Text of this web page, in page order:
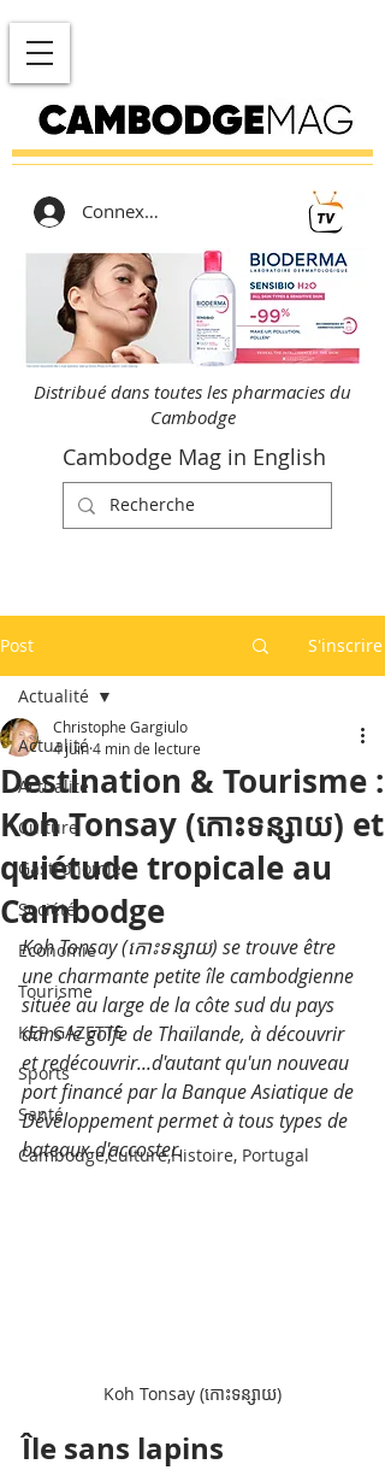
Connexion
Distribué dans toutes les pharmacies du
Cambodge
Cambodge Mag in English
Post S'inscrire
Actualité
Actualité
Culture
Gastronomie
Société
Economie
Tourisme
KEP GAZETTE
Sports
Santé
Cambodge,Culture,Histoire, Portugal
Actualité
Destination & Tourisme :
Koh Tonsay (កោះទន្សាយ) et
quiétude tropicale au
Cambodge
Christophe Gargiulo
4 juin4 min de lecture
Koh Tonsay (កោះទន្សាយ) se trouve être
une charmante petite île cambodgienne
située au large de la côte sud du pays
dans le golfe de Thaïlande, à découvrir
et redécouvrir...d'autant qu'un nouveau
port financé par la Banque Asiatique de
Développement permet à tous types de
bateaux d'accoster.
Koh Tonsay (កោះទន្សាយ)
Île sans lapins